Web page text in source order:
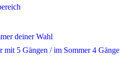
deiner Wahl
mit 5 Gängen / im Sommer 4 Gänge